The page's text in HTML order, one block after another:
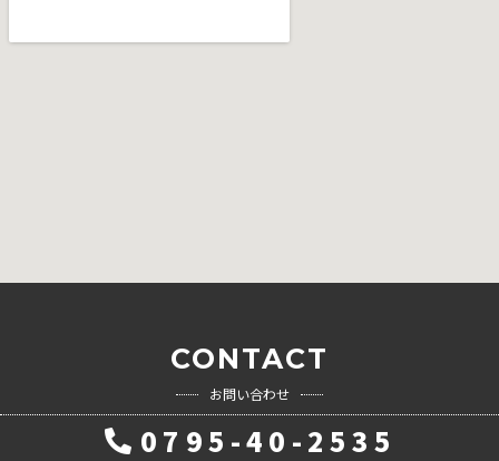
CONTACT
お問い合わせ
0795-40-2535